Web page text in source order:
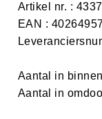
Artikel nr. : 4337
EAN :
Aantal in
Aantal in